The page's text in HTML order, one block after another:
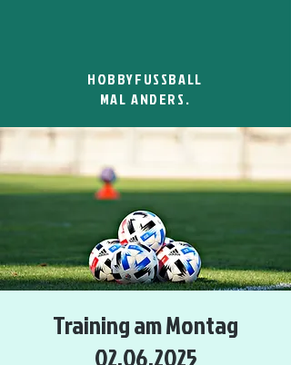
HOBBYFUSSBALL
MAL ANDERS.
Training am Montag
02.06.2025